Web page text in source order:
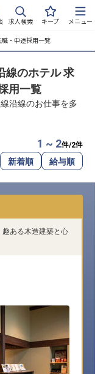
求人検索 キープ メニュー
様へ
職・中途採用一覧
線のホテル 求
用一覧
沿線のお仕事を多
1 ~ 2件/2件
新着順 給与順
ある木造建築と心